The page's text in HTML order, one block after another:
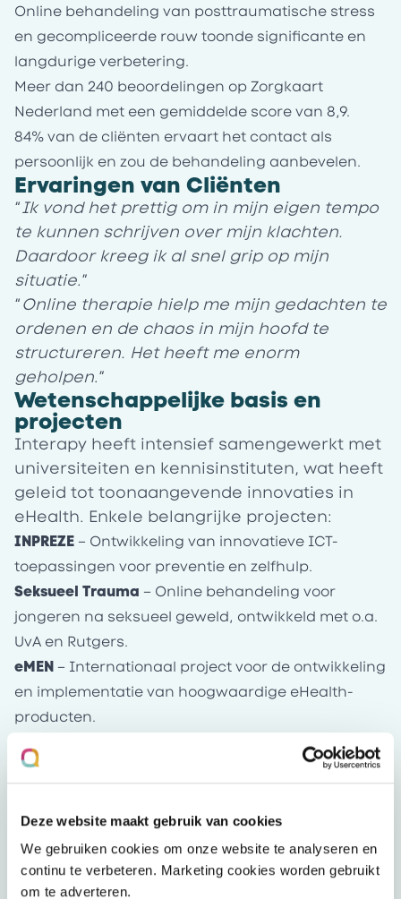
Deze website maakt gebruik van cookies
We gebruiken cookies om onze website te analyseren en
continu te verbeteren. Marketing cookies worden gebruikt
om te adverteren.
Online behandeling van posttraumatische stress
en gecompliceerde rouw toonde significante en
langdurige verbetering.
Meer dan 240 beoordelingen op Zorgkaart
Nederland met een gemiddelde score van 8,9.
84% van de cliënten ervaart het contact als
persoonlijk en zou de behandeling aanbevelen.
Ervaringen van Cliënten
“Ik vond het prettig om in mijn eigen tempo
te kunnen schrijven over mijn klachten.
Daardoor kreeg ik al snel grip op mijn
situatie.”
“Online therapie hielp me mijn gedachten te
ordenen en de chaos in mijn hoofd te
structureren. Het heeft me enorm
geholpen.”
Wetenschappelijke basis en
projecten
Interapy heeft intensief samengewerkt met
universiteiten en kennisinstituten, wat heeft
geleid tot toonaangevende innovaties in
eHealth. Enkele belangrijke projecten:
INPREZE– Ontwikkeling van innovatieve ICT-
toepassingen voor preventie en zelfhulp.
Seksueel Trauma – Online behandeling voor
jongeren na seksueel geweld, ontwikkeld met o.a.
UvA en Rutgers.
eMEN– Internationaal project voor de ontwikkeling
en implementatie van hoogwaardige eHealth-
producten.
– Innovatiecentrum gericht op het
opschalen van eMental Health in de ggz.
Van Interapy naar Mental Care
Group: de toekomst van online
behandelen
De kennis en ervaring van Interapy worden
nu voortgezet binnen Mental Care Group,